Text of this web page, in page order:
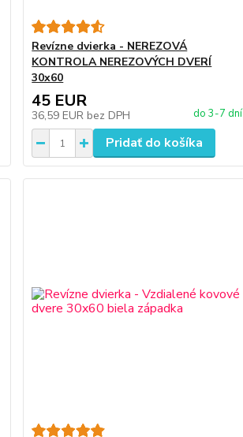
Revízne dvierka - NEREZOVÁ
KONTROLA NEREZOVÝCH DVERÍ
30x60
45 EUR
36,59 EUR bez DPH do 3-7 dní
Pridať do košíka